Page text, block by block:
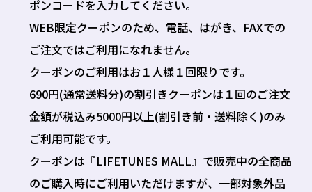
ポンコードを入力してください。
WEB限定クーポンのため、電話、はがき、FAXでの
ご注文ではご利用になれません。
クーポンのご利用はお１人様１回限りです。
690円(通常送料分)の割引きクーポンは１回のご注文
金額が税込み5000円以上(割引き前・送料除く)のみ
ご利用可能です。
クーポンは『LIFETUNES MALL』で販売中の全商品
のご購入時にご利用いただけますが、一部対象外品